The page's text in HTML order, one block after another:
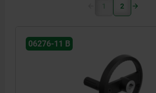
1 2
06276-11 B